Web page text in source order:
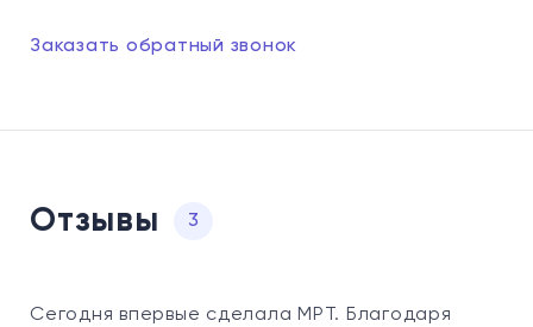
Заказать обратный звонок
Отзывы 3
Сегодня впервые сделала МРТ. Благодаря